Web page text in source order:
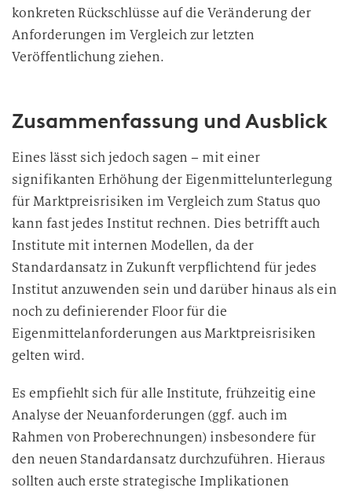
konkreten Rückschlüsse auf die Veränderung der
Anforderungen im Vergleich zur letzten
Veröffentlichung ziehen.
Zusammenfassung und Ausblick
Eines lässt sich jedoch sagen – mit einer
signifikanten Erhöhung der Eigenmittelunterlegung
für Marktpreisrisiken im Vergleich zum Status quo
kann fast jedes Institut rechnen. Dies betrifft auch
Institute mit internen Modellen, da der
Standardansatz in Zukunft verpflichtend für jedes
Institut anzuwenden sein und darüber hinaus als ein
noch zu definierender Floor für die
Eigenmittelanforderungen aus Marktpreisrisiken
gelten wird.
Es empfiehlt sich für alle Institute, frühzeitig eine
Analyse der Neuanforderungen (ggf. auch im
Rahmen von Proberechnungen) insbesondere für
den neuen Standardansatz durchzuführen. Hieraus
sollten auch erste strategische Implikationen